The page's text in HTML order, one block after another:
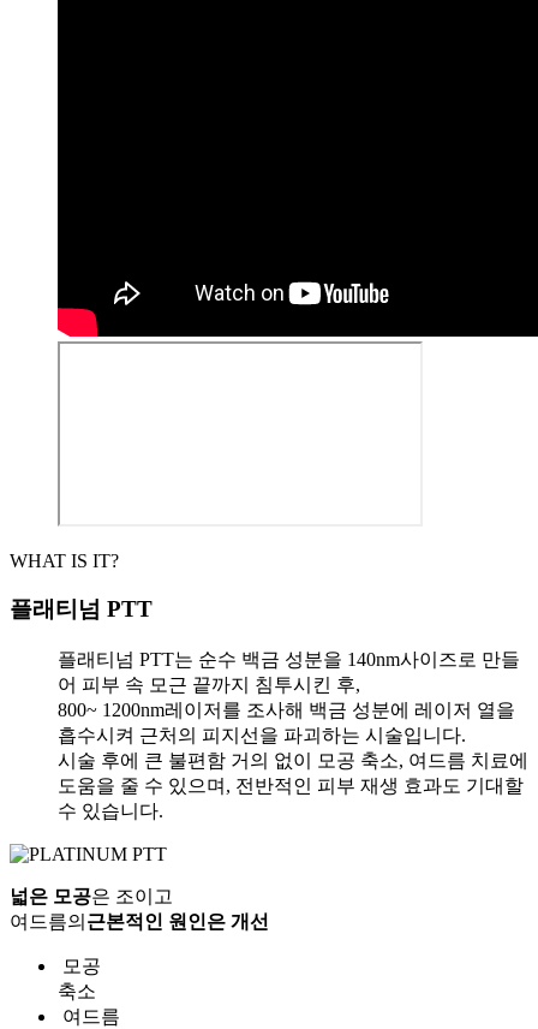
WHAT IS IT?
플래티넘 PTT
플래티넘 PTT는 순수 백금 성분을 140nm사이즈로 만들
어 피부 속 모근 끝까지 침투시킨 후,
800~ 1200nm레이저를 조사해 백금 성분에 레이저 열을
흡수시켜 근처의 피지선을 파괴하는 시술입니다.
시술 후에 큰 불편함 거의 없이 모공 축소, 여드름 치료에
도움을 줄 수 있으며, 전반적인 피부 재생 효과도 기대할
수 있습니다.
넓은 모공은 조이고
여드름의 근본적인 원인은 개선
모공
축소
여드름